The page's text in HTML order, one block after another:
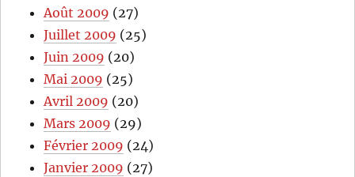
Août 2009 (27)
Juillet 2009 (25)
Juin 2009 (20)
Mai 2009 (25)
Avril 2009 (20)
Mars 2009 (29)
Février 2009 (24)
Janvier 2009 (27)